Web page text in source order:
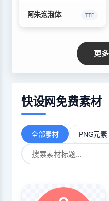
阿朱泡泡体 TTF
更
快设网免费素材
全部素材 PNG元素